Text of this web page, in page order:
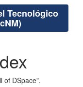
Tecnológico
of DSpace".